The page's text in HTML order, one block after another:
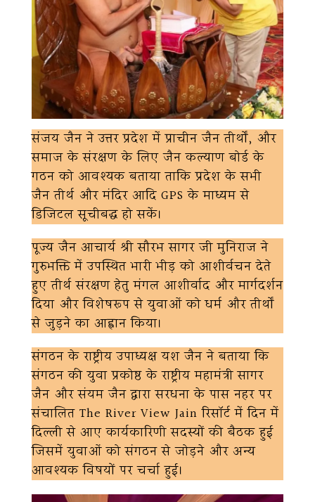
संजय जैन ने उत्तर प्रदेश में प्राचीन जैन तीर्थों, और
समाज के संरक्षण के लिए जैन कल्याण बोर्ड के
गठन को आवश्यक बताया ताकि प्रदेश के सभी
जैन तीर्थ और मंदिर आदि GPS के माध्यम से
डिजिटल सूचीबद्ध हो सकें।
पूज्य जैन आचार्य श्री सौरभ सागर जी मुनिराज ने
गुरुभक्ति में उपस्थित भारी भीड़ को आशीर्वचन देते
हुए तीर्थ संरक्षण हेतु मंगल आशीर्वाद और मार्गदर्शन
दिया और विशेषरूप से युवाओं को धर्म और तीर्थों
से जुड़ने का आह्वान किया।
संगठन के राष्ट्रीय उपाध्यक्ष यश जैन ने बताया कि
संगठन की युवा प्रकोष्ठ के राष्ट्रीय महामंत्री सागर
जैन और संयम जैन द्वारा सरधना के पास नहर पर
संचालित The River View Jain रिसॉर्ट में दिन में
दिल्ली से आए कार्यकारिणी सदस्यों की बैठक हुई
जिसमें युवाओं को संगठन से जोड़ने और अन्य
आवश्यक विषयों पर चर्चा हुई।